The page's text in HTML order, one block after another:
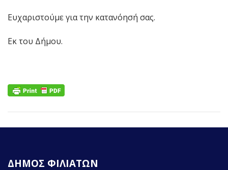
Ευχαριστούμε για την κατανόησή σας.
Εκ του Δήμου.
ΔΗΜΟΣ ΦΙΛΙΑΤΩΝ